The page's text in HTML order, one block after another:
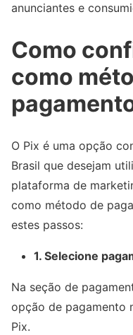
anunciantes e
Como
como
O Pix é uma opção
Brasil que desejam
plataforma de
como método de
estes passos:
1. Selecione
Na seção de
opção de pagamento
Pix.